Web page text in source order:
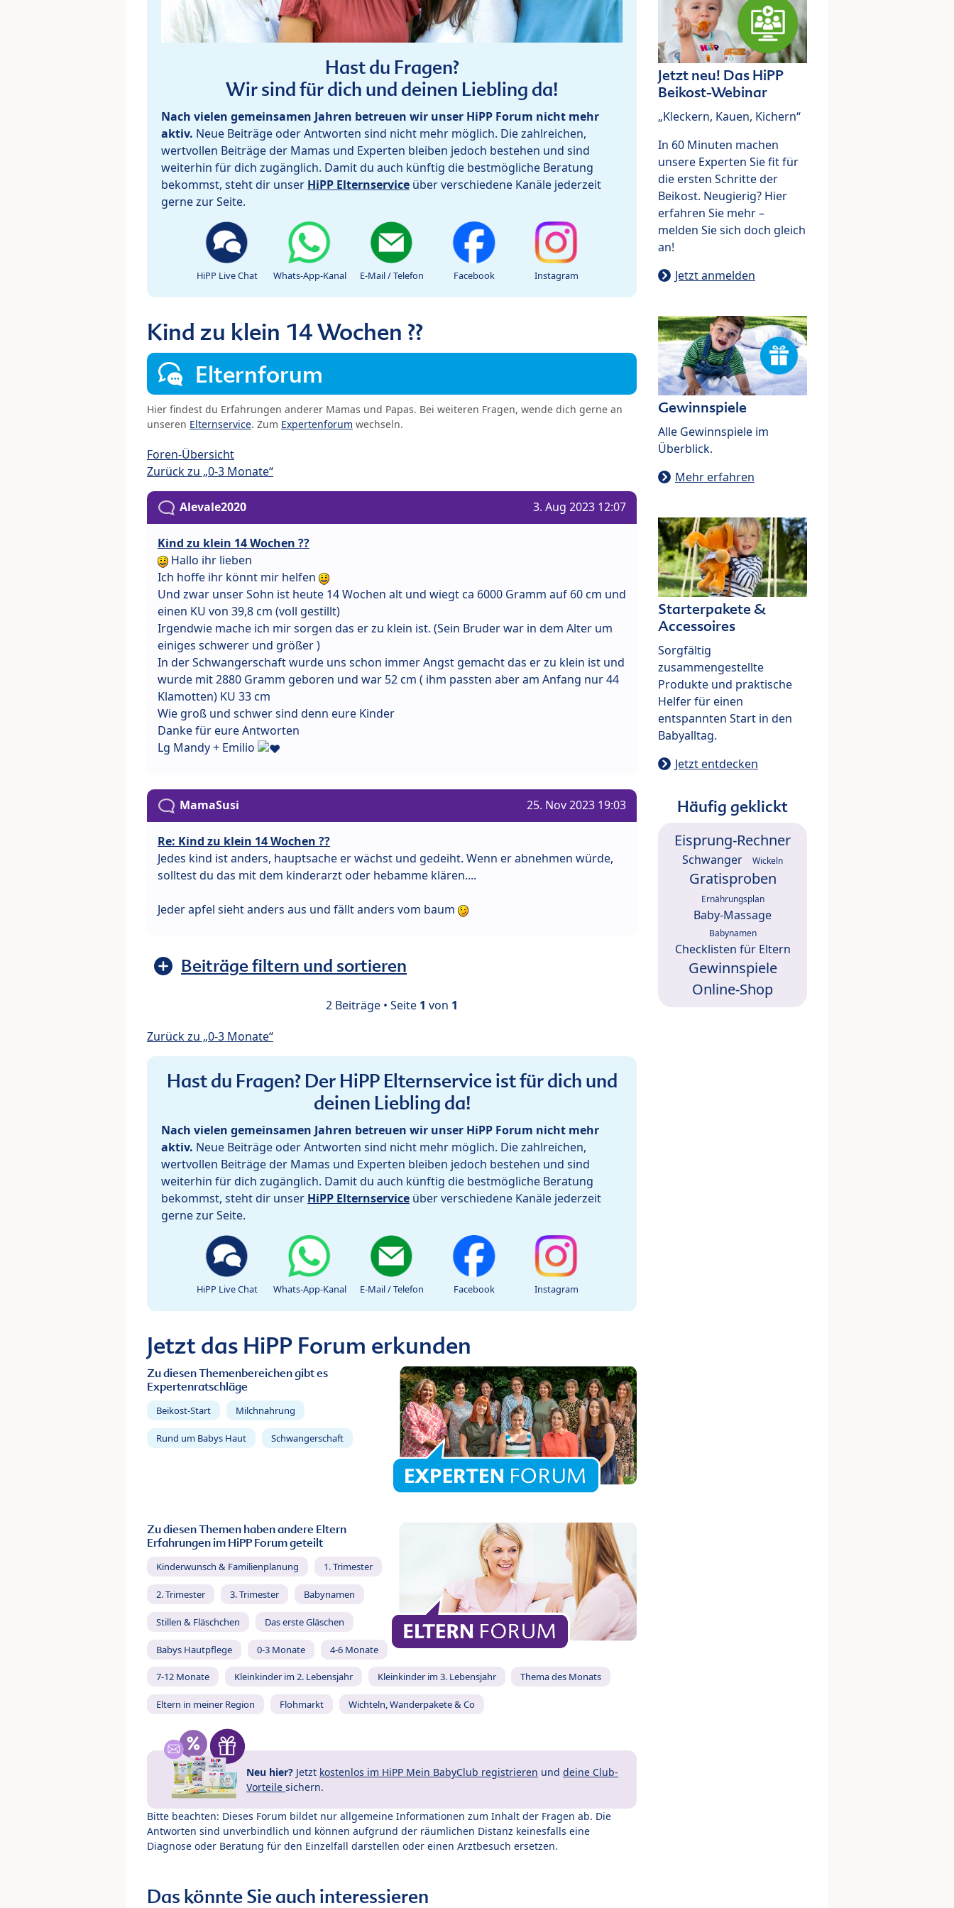
Hast du Fragen?
Wir sind für dich und deinen Liebling da!
Nach vielen gemeinsamen Jahren betreuen wir unser HiPP Forum nicht mehr
aktiv. Neue Beiträge oder Antworten sind nicht mehr möglich. Die zahlreichen,
wertvollen Beiträge der Mamas und Experten bleiben jedoch bestehen und sind
weiterhin für dich zugänglich. Damit du auch künftig die bestmögliche Beratung
bekommst, steht dir unser HiPP Elternservice über verschiedene Kanäle jederzeit
gerne zur Seite.
HiPP Live Chat Whats-App-Kanal E-Mail / Telefon Facebook Instagram
Kind zu klein 14 Wochen ??
Elternforum
Hier findest du Erfahrungen anderer Mamas und Papas. Bei weiteren Fragen, wende dich gerne an
unseren Elternservice. Zum Expertenforum wechseln.
Foren-Übersicht
Zurück zu „0-3 Monate“
Alevale2020 3. Aug 2023 12:07
Kind zu klein 14 Wochen ??
Hallo ihr lieben
Ich hoffe ihr könnt mir helfen
Und zwar unser Sohn ist heute 14 Wochen alt und wiegt ca 6000 Gramm auf 60 cm und
einen KU von 39,8 cm (voll gestillt)
Irgendwie mache ich mir sorgen das er zu klein ist. (Sein Bruder war in dem Alter um
einiges schwerer und größer )
In der Schwangerschaft wurde uns schon immer Angst gemacht das er zu klein ist und
wurde mit 2880 Gramm geboren und war 52 cm ( ihm passten aber am Anfang nur 44
Klamotten) KU 33 cm
Wie groß und schwer sind denn eure Kinder
Danke für eure Antworten
Lg Mandy + Emilio
MamaSusi 25. Nov 2023 19:03
Re: Kind zu klein 14 Wochen ??
Jedes kind ist anders, hauptsache er wächst und gedeiht. Wenn er abnehmen würde,
solltest du das mit dem kinderarzt oder hebamme klären....
Jeder apfel sieht anders aus und fällt anders vom baum
Beiträge filtern und sortieren
2 Beiträge • Seite 1 von 1
Zurück zu „0-3 Monate“
Hast du Fragen? Der HiPP Elternservice ist für dich und
deinen Liebling da!
Nach vielen gemeinsamen Jahren betreuen wir unser HiPP Forum nicht mehr
aktiv. Neue Beiträge oder Antworten sind nicht mehr möglich. Die zahlreichen,
wertvollen Beiträge der Mamas und Experten bleiben jedoch bestehen und sind
weiterhin für dich zugänglich. Damit du auch künftig die bestmögliche Beratung
bekommst, steht dir unser HiPP Elternservice über verschiedene Kanäle jederzeit
gerne zur Seite.
HiPP Live Chat Whats-App-Kanal E-Mail / Telefon Facebook Instagram
Jetzt das HiPP Forum erkunden
Zu diesen Themenbereichen gibt es
Expertenratschläge
Beikost-Start Milchnahrung
Rund um Babys Haut Schwangerschaft
Zu diesen Themen haben andere Eltern
Erfahrungen im HiPP Forum geteilt
Kinderwunsch & Familienplanung 1. Trimester
2. Trimester 3. Trimester Babynamen
Stillen & Fläschchen Das erste Gläschen
Babys Hautpflege 0-3 Monate 4-6 Monate
7-12 Monate Kleinkinder im 2. Lebensjahr Kleinkinder im 3. Lebensjahr Thema des Monats
Eltern in meiner Region Flohmarkt Wichteln, Wanderpakete & Co
Neu hier? Jetzt kostenlos im HiPP Mein BabyClub registrieren und deine Club-
Vorteile sichern.
Bitte beachten: Dieses Forum bildet nur allgemeine Informationen zum Inhalt der Fragen ab. Die
Antworten sind unverbindlich und können aufgrund der räumlichen Distanz keinesfalls eine
Diagnose oder Beratung für den Einzelfall darstellen oder einen Arztbesuch ersetzen.
Das könnte Sie auch interessieren
Jetzt neu! Das HiPP
Beikost-Webinar
„Kleckern, Kauen, Kichern“
In 60 Minuten machen
unsere Experten Sie fit für
die ersten Schritte der
Beikost. Neugierig? Hier
erfahren Sie mehr –
melden Sie sich doch gleich
an!
Jetzt anmelden
Gewinnspiele
Alle Gewinnspiele im
Überblick.
Mehr erfahren
Starterpakete &
Accessoires
Sorgfältig
zusammengestellte
Produkte und praktische
Helfer für einen
entspannten Start in den
Babyalltag.
Jetzt entdecken
Häufig geklickt
Eisprung-Rechner
Schwanger Wickeln
Gratisproben
Ernährungsplan
Baby-Massage
Babynamen
Checklisten für Eltern
Gewinnspiele
Online-Shop